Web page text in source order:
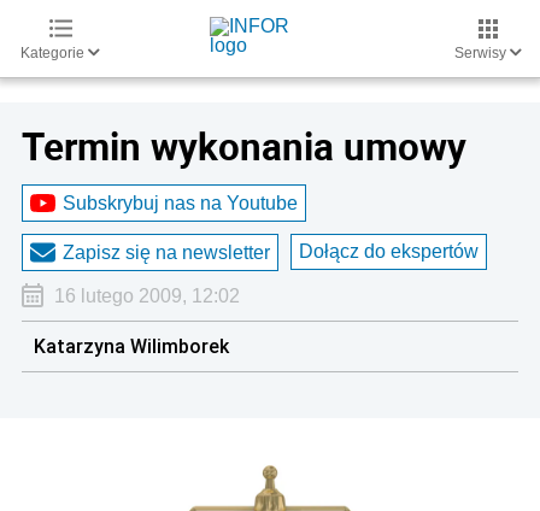
Kategorie Serwisy
Termin wykonania umowy
Subskrybuj nas na Youtube
Zapisz się na newsletter Dołącz do ekspertów
16 lutego 2009, 12:02
Katarzyna Wilimborek